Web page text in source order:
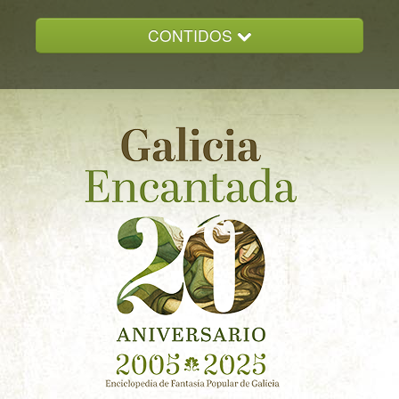
CONTIDOS
GALICIA ENCANTADA
DOCUMENTACION
NOVAS
CONTACTO